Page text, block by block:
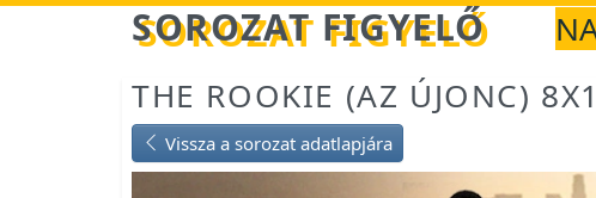
Betöltés... SOROZAT FIGYELŐ
THE ROOKIE (AZ ÚJONC) 8X1
Vissza a sorozat adatlapjára